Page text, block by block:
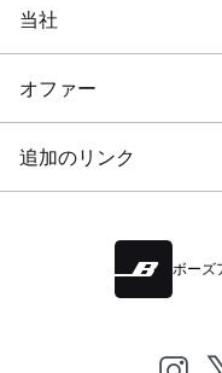
当社
オファー
追加のリンク
ボーズ